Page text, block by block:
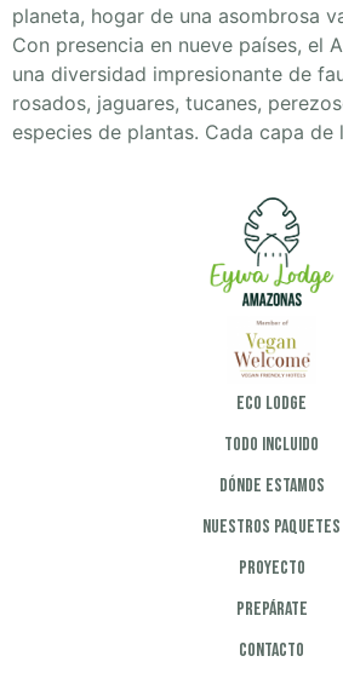
planeta, hogar de una asombrosa
Con presencia en nueve países, el
una diversidad impresionante de
rosados, jaguares, tucanes,
especies de plantas. Cada capa
Eco Lodge
Todo incluido
Dónde estamos
Nuestros paquetes
Proyecto
Prepárate
Contacto